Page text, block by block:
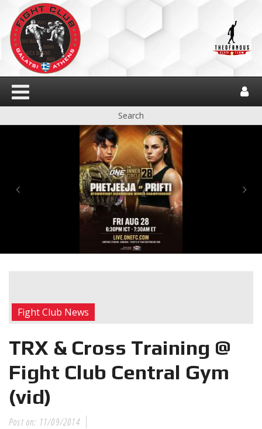
Η Αντωνία
Πρίφτη στο
και πιο
δύσκολο
αγώνα της καριέρας της,
διεκδικεί τον 6ο
παγκόσμιο τίτλο της
απέναντι στην Phetjeeja
Fight Club News
TRX & Cross Training @
Fight Club Central Gym
(vid)
Post on: 11/09/2014